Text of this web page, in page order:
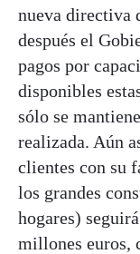
nueva directiva
después el
pagos por
disponibles
sólo se
realizada. Aún
clientes con su
los grandes
hogares)
millones euros,